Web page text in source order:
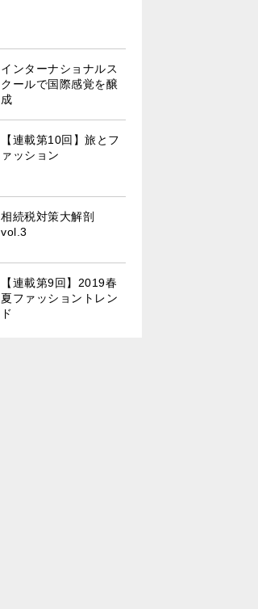
インターナショナルス
クールで国際感覚を醸
成
【連載第10回】旅とフ
ァッション
相続税対策大解剖
vol.3
【連載第9回】2019春
夏ファッショントレン
ド